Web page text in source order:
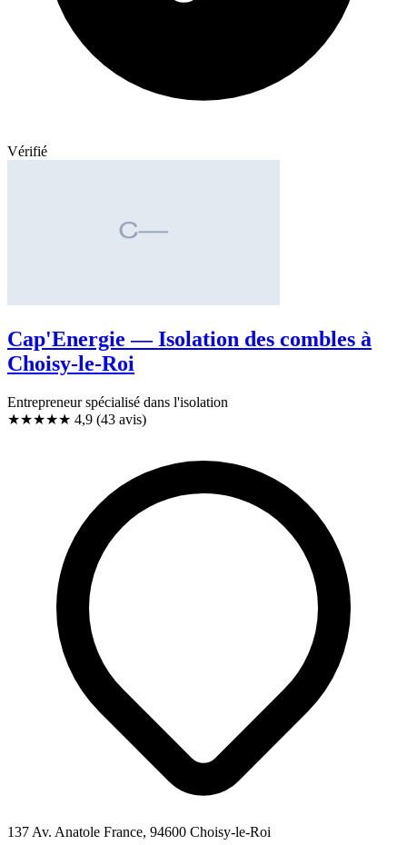
Vérifié
Cap'Energie — Isolation des combles à
Choisy-le-Roi
Entrepreneur spécialisé dans l'isolation
★★★★★ 4,9 (43 avis)
137 Av. Anatole France, 94600 Choisy-le-Roi